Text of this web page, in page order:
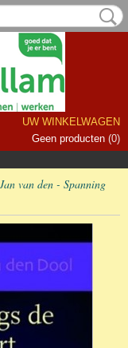
UW WINKELWAGEN
Geen producten (0)
van den - Spanning